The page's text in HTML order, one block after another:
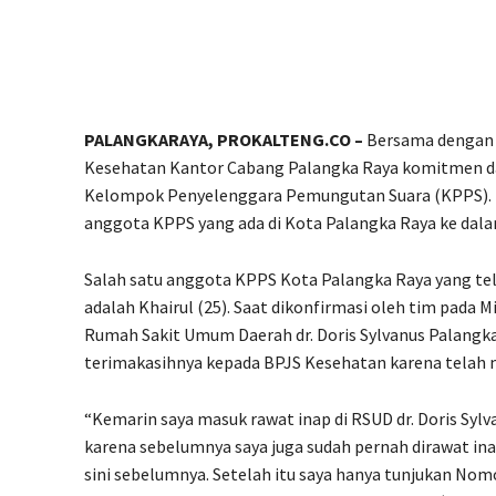
PALANGKARAYA, PROKALTENG.CO – Bersama
Kesehatan Kantor Cabang Palangka Raya
Kelompok Penyelenggara Pemungutan Suara
anggota KPPS yang ada di Kota Palangka Raya ke
Salah satu anggota KPPS Kota Palangka Raya yang
adalah Khairul (25). Saat dikonfirmasi oleh tim pada
Rumah Sakit Umum Daerah dr. Doris Sylvanus
terimakasihnya kepada BPJS Kesehatan karena
“Kemarin saya masuk rawat inap di RSUD dr. Doris
karena sebelumnya saya juga sudah pernah dirawat
sini sebelumnya. Setelah itu saya hanya tunjukan